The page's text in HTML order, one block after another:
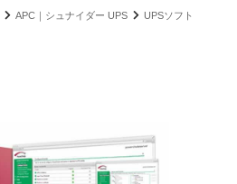
APC｜シュナイダー UPS
UPSソフト